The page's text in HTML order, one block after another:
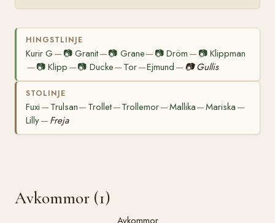
HINGSTLINJE
Kurir G — 📷Granit—📷 Grane— 📷Dröm — 📷 Klippman
— 📷Klipp —📷 Ducke— Tor—Ejmund — 📷 Gullis
STOLINJE
Fuxi — Trulsan— Trollet—Trollemor—Mallika—Mariska —
Lilly— Freja
Avkommor (1)
Avkommor